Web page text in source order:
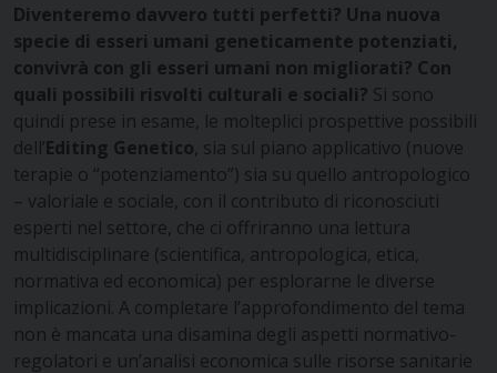
Diventeremo davvero tutti perfetti? Una nuova
specie di esseri umani geneticamente potenziati,
convivrà con gli esseri umani non migliorati? Con
quali possibili risvolti culturali e sociali? Si sono
quindi prese in esame, le molteplici prospettive possibili
dell’Editing Genetico , sia sul piano applicativo (nuove
terapie o “potenziamento”) sia su quello antropologico
– valoriale e sociale, con il contributo di riconosciuti
esperti nel settore, che ci offriranno una lettura
multidisciplinare (scientifica, antropologica, etica,
normativa ed economica) per esplorarne le diverse
implicazioni. A completare l’approfondimento del tema
non è mancata una disamina degli aspetti normativo-
regolatori e un’analisi economica sulle risorse sanitarie